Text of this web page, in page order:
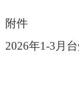
附件
2026年1-3月